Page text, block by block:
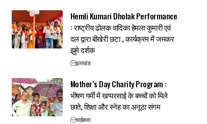
Hemli Kumari Dholak Performance
: राष्ट्रीय ढोलक वादिका हेमला कुमारी एवं
दल द्वारा बीखेरी छटा , कार्यक्रम में जमकर
झुमे दर्शक
झारखंड
Mother’s Day Charity Program :
भीषण गर्मी में खप्परसाई के बच्चों को मिले
छाते, शिक्षा और स्नेह का अनूठा संगम
चाईबासा